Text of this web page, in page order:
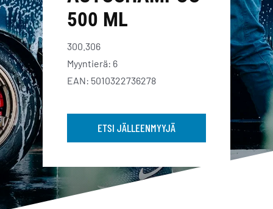
500 ML
300.306
Myyntierä: 6
EAN: 5010322736278
ETSI JÄLLEENMYYJÄ